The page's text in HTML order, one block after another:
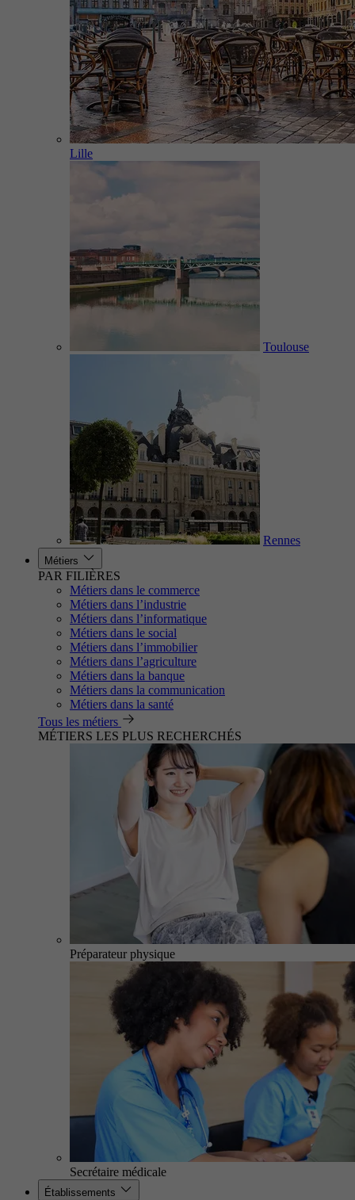
Lille
Toulouse
Rennes
Métiers
PAR FILIÈRES
Métiers dans le commerce
Métiers dans l’industrie
Métiers dans l’informatique
Métiers dans le social
Métiers dans l’immobilier
Métiers dans l’agriculture
Métiers dans la banque
Métiers dans la communication
Métiers dans la santé
Tous les métiers
MÉTIERS LES PLUS RECHERCHÉS
Préparateur physique
Secrétaire médicale
Établissements